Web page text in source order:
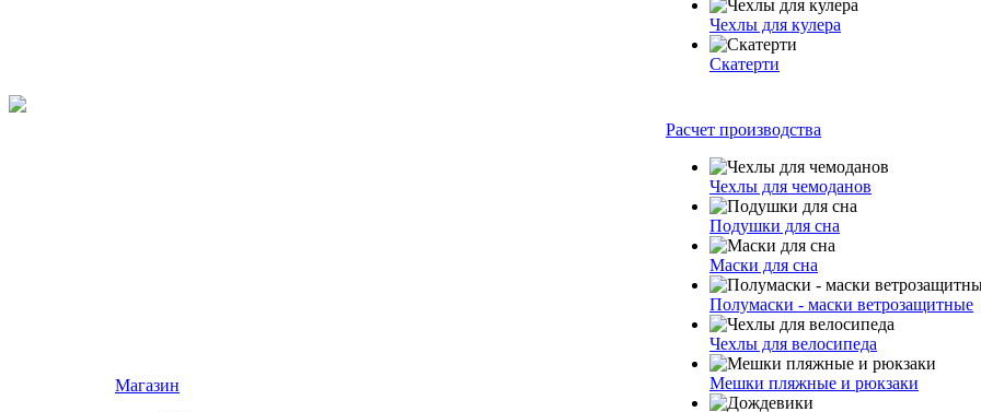
Чехлы для кулера
Скатерти
Магазин
Расчет производства
Чехлы для чемоданов
Подушки для сна
Маски для сна
Полумаски - маски ветрозащитные
Чехлы для велосипеда
Мешки пляжные и рюкзаки